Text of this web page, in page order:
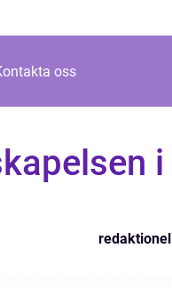
oss
i
redaktionel